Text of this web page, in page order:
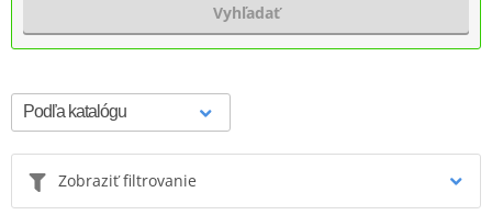
Vyhľadať
Zobraziť filtrovanie